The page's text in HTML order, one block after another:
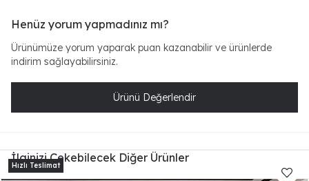
Henüz yorum yapmadınız mı?
Ürünümüze yorum yaparak puan kazanabilir ve ürünlerde
indirim sağlayabilirsiniz.
Ürünü Değerlendir
İlginizi Çekebilecek Diğer Ürünler